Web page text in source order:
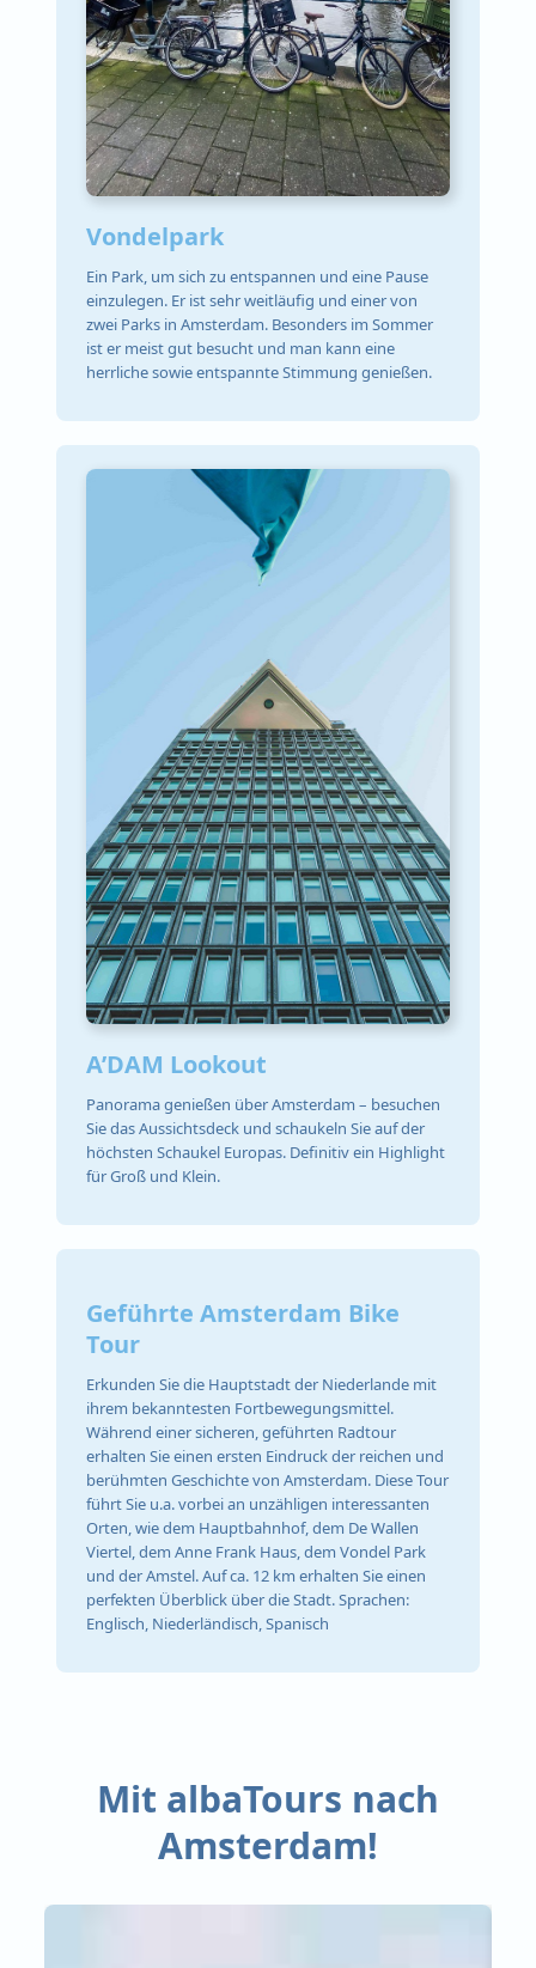
Vondelpark
Ein Park, um sich zu entspannen und eine Pause
einzulegen. Er ist sehr weitläufig und einer von
zwei Parks in Amsterdam. Besonders im Sommer
ist er meist gut besucht und man kann eine
herrliche sowie entspannte Stimmung genießen.
A’DAM Lookout
Panorama genießen über Amsterdam – besuchen
Sie das Aussichtsdeck und schaukeln Sie auf der
höchsten Schaukel Europas. Definitiv ein Highlight
für Groß und Klein.
Geführte Amsterdam Bike
Tour
Erkunden Sie die Hauptstadt der Niederlande mit
ihrem bekanntesten Fortbewegungsmittel.
Während einer sicheren, geführten Radtour
erhalten Sie einen ersten Eindruck der reichen und
berühmten Geschichte von Amsterdam. Diese Tour
führt Sie u.a. vorbei an unzähligen interessanten
Orten, wie dem Hauptbahnhof, dem De Wallen
Viertel, dem Anne Frank Haus, dem Vondel Park
und der Amstel. Auf ca. 12 km erhalten Sie einen
perfekten Überblick über die Stadt. Sprachen:
Englisch, Niederländisch, Spanisch
Mit albaTours nach
Amsterdam!